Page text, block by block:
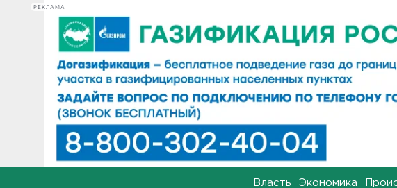
РЕКЛАМА
Власть Экономика